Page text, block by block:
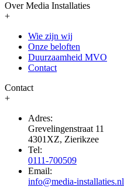
Over Media Installaties
+
Wie zijn wij
Onze beloften
Duurzaamheid MVO
Contact
Contact
+
Adres:
Grevelingenstraat 11
4301XZ, Zierikzee
Tel:
0111-700509
Email:
info@media-installaties.nl